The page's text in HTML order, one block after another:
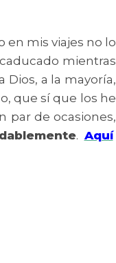
en mis viajes no lo
mientras
Dios, a la mayoría,
que sí que los he
par de ocasiones,
. Aquí